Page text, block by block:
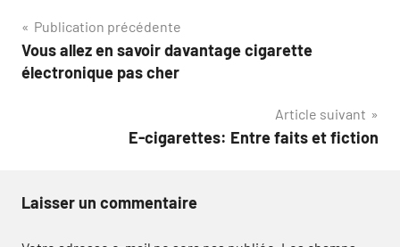
Navigation
de
Publication précédente
Vous allez en savoir davantage cigarette
électronique pas cher
Article suivant
E-cigarettes: Entre faits et fiction
Laisser un commentaire